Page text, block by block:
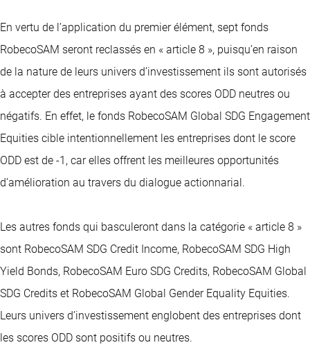
En vertu de l’application du premier élément, sept fonds
RobecoSAM seront reclassés en « article 8 », puisqu’en raison
de la nature de leurs univers d’investissement ils sont autorisés
à accepter des entreprises ayant des scores ODD neutres ou
négatifs. En effet, le fonds RobecoSAM Global SDG Engagement
Equities cible intentionnellement les entreprises dont le score
ODD est de -1, car elles offrent les meilleures opportunités
d’amélioration au travers du dialogue actionnarial.
Les autres fonds qui basculeront dans la catégorie « article 8 »
sont RobecoSAM SDG Credit Income, RobecoSAM SDG High
Yield Bonds, RobecoSAM Euro SDG Credits, RobecoSAM Global
SDG Credits et RobecoSAM Global Gender Equality Equities.
Leurs univers d’investissement englobent des entreprises dont
les scores ODD sont positifs ou neutres.